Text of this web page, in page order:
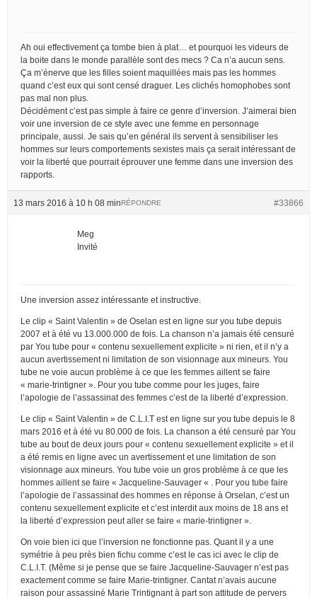
Ah oui effectivement ça tombe bien à plat… et pourquoi les videurs de
la boite dans le monde parallèle sont des mecs ? Ca n’a aucun sens.
Ça m’énerve que les filles soient maquillées mais pas les hommes
quand c’est eux qui sont censé draguer. Les clichés homophobes sont
pas mal non plus.
Décidément c’est pas simple à faire ce genre d’inversion. J’aimerai bien
voir une inversion de ce style avec une femme en personnage
principale, aussi. Je sais qu’en général ils servent à sensibiliser les
hommes sur leurs comportements sexistes mais ça serait intéressant de
voir la liberté que pourrait éprouver une femme dans une inversion des
rapports.
13 mars 2016 à 10 h 08 min #33866
RÉPONDRE
Meg
Invité
Une inversion assez intéressante et instructive.
Le clip « Saint Valentin » de Oselan est en ligne sur you tube depuis
2007 et à été vu 13.000.000 de fois. La chanson n’a jamais été censuré
par You tube pour « contenu sexuellement explicite » ni rien, et il n’y a
aucun avertissement ni limitation de son visionnage aux mineurs. You
tube ne voie aucun problème à ce que les femmes aillent se faire
« marie-trintigner ». Pour you tube comme pour les juges, faire
l’apologie de l’assassinat des femmes c’est de la liberté d’expression.
Le clip « Saint Valentin » de C.L.I.T est en ligne sur you tube depuis le 8
mars 2016 et à été vu 80.000 de fois. La chanson a été censuré par You
tube au bout de deux jours pour « contenu sexuellement explicite » et il
a été remis en ligne avec un avertissement et une limitation de son
visionnage aux mineurs. You tube voie un gros problème à ce que les
hommes aillent se faire « Jacqueline-Sauvager « . Pour you tube faire
l’apologie de l’assassinat des hommes en réponse à Orselan, c’est un
contenu sexuellement explicite et c’est interdit aux moins de 18 ans et
la liberté d’expression peut aller se faire « marie-trintigner ».
On voie bien ici que l’inversion ne fonctionne pas. Quant il y a une
symétrie à peu près bien fichu comme c’est le cas ici avec le clip de
C.L.I.T. (Même si je pense que se faire Jacqueline-Sauvager n’est pas
exactement comme se faire Marie-trintigner. Cantat n’avais aucune
raison pour assassiné Marie Trintignant à part son attitude de pervers